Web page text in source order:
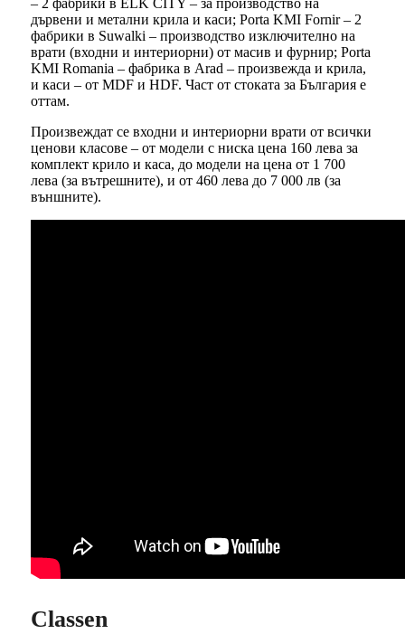
– 2 фабрики в ELK CITY – за производство на
дървени и метални крила и каси; Porta KMI Fornir – 2
фабрики в Suwalki – производство изключително на
врати (входни и интериорни) от масив и фурнир; Porta
KMI Romania – фабрика в Arad – произвежда и крила,
и каси – от MDF и HDF. Част от стоката за България е
оттам.
Произвеждат се входни и интериорни врати от всички
ценови класове – от модели с ниска цена 160 лева за
комплект крило и каса, до модели на цена от 1 700
лева (за вътрешните), и от 460 лева до 7 000 лв (за
външните).
Classen